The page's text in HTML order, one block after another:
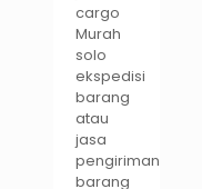
cargo
Murah
solo
ekspedisi
barang
atau
jasa
pengiriman
barang